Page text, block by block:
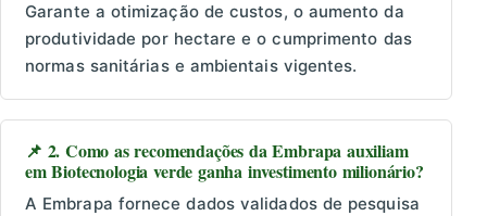
Garante a otimização de custos, o aumento da
produtividade por hectare e o cumprimento das
normas sanitárias e ambientais vigentes.
📌 2. Como as recomendações da Embrapa auxiliam
em Biotecnologia verde ganha investimento milionário?
A Embrapa fornece dados validados de pesquisa